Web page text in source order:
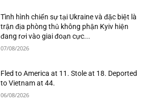
Tình hình chiến sự tại Ukraine và đặc biệt là
trận địa phòng thủ không phận Kyiv hiện
đang rơi vào giai đoạn cực...
07/08/2026
Fled to America at 11. Stole at 18. Deported
to Vietnam at 44.
06/08/2026